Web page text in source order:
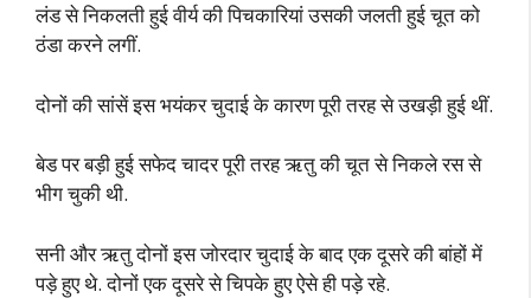
लंड से निकलती हुई वीर्य की पिचकारियां उसकी जलती हुई चूत को
ठंडा करने लगीं.
दोनों की सांसें इस भयंकर चुदाई के कारण पूरी तरह से उखड़ी हुई थीं.
बेड पर बड़ी हुई सफेद चादर पूरी तरह ऋतु की चूत से निकले रस से
भीग चुकी थी.
सनी और ऋतु दोनों इस जोरदार चुदाई के बाद एक दूसरे की बांहों में
पड़े हुए थे. दोनों एक दूसरे से चिपके हुए ऐसे ही पड़े रहे.